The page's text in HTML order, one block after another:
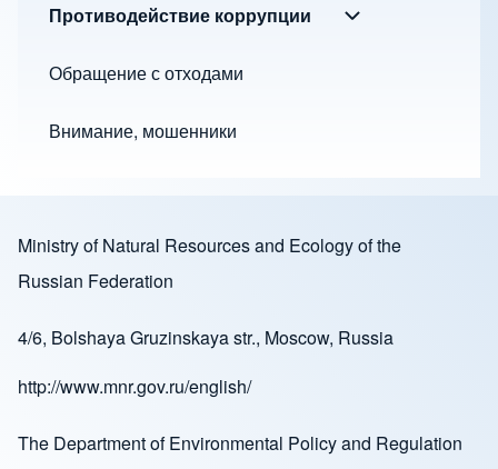
Противодействие коррупции
Обращение с отходами
Внимание, мошенники
Ministry of Natural Resources and Ecology of the
Russian Federation
4/6, Bolshaya Gruzinskaya str., Moscow, Russia
http://www.mnr.gov.ru/english/
The Department of Environmental Policy and Regulation